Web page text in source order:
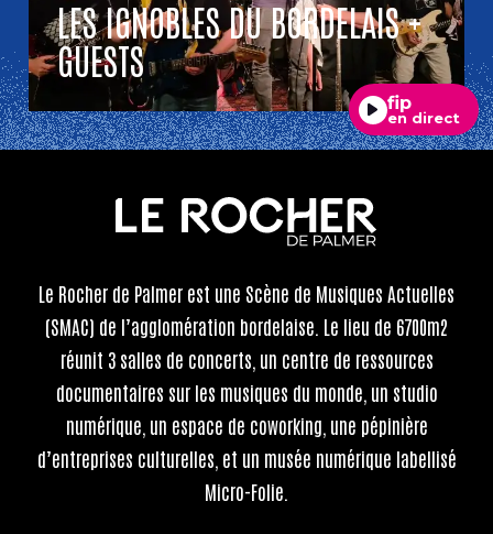
LES IGNOBLES DU BORDELAIS +
GUESTS
fip
en direct
Le Rocher de Palmer est une Scène de Musiques Actuelles
(SMAC) de l’agglomération bordelaise. Le lieu de 6700m2
réunit 3 salles de concerts, un centre de ressources
documentaires sur les musiques du monde, un studio
numérique, un espace de coworking, une pépinière
d’entreprises culturelles, et un musée numérique labellisé
Micro-Folie.